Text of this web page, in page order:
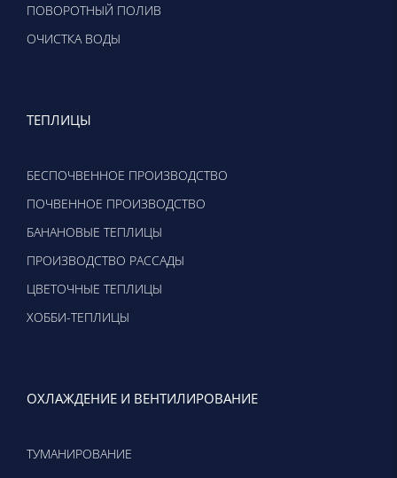
ПОВОРОТНЫЙ ПОЛИВ
ОЧИСТКА ВОДЫ
ТЕПЛИЦЫ
БЕСПОЧВЕННОЕ ПРОИЗВОДСТВО
ПОЧВЕННОЕ ПРОИЗВОДСТВО
БАНАНОВЫЕ ТЕПЛИЦЫ
ПРОИЗВОДСТВО РАССАДЫ
ЦВЕТОЧНЫЕ ТЕПЛИЦЫ
ХОББИ-ТЕПЛИЦЫ
ОХЛАЖДЕНИЕ И ВЕНТИЛИРОВАНИЕ
ТУМАНИРОВАНИЕ